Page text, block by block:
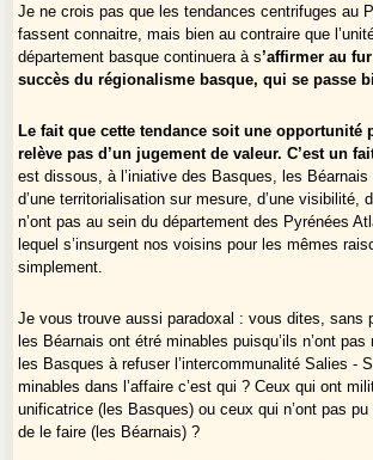
Je ne crois pas que les tendances centrifuges au
fassent connaitre, mais bien au contraire que
département basque continuera à s’affirmer au
succès du régionalisme basque, qui se passe
Le fait que cette tendance soit une opportunité
relève pas d’un jugement de valeur. C’est un
est dissous, à l’iniative des Basques, les Béarnais
d’une territorialisation sur mesure, d’une visibilité,
n’ont pas au sein du département des Pyrénées
lequel s’insurgent nos voisins pour les mêmes
simplement.
Je vous trouve aussi paradoxal : vous dites, sans
les Béarnais ont étré minables puisqu’ils n’ont
les Basques à refuser l’intercommunalité Salies -
minables dans l’affaire c’est qui ? Ceux qui ont
unificatrice (les Basques) ou ceux qui n’ont pas
de le faire (les Béarnais) ?